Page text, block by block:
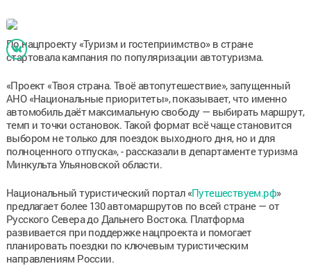
По нацпроекту «Туризм и гостеприимство» в стране
стартовала кампания по популяризации автотуризма.
«Проект «Твоя страна. Твоё автопутешествие», запущенный
АНО «Национальные приоритеты», показывает, что именно
автомобиль даёт максимальную свободу — выбирать маршрут,
темп и точки остановок. Такой формат всё чаще становится
выбором не только для поездок выходного дня, но и для
полноценного отпуска», - рассказали в департаменте туризма
Минкульта Ульяновской области.
Национальный туристический портал «Путешествуем.рф»
предлагает более 130 автомаршрутов по всей стране — от
Русского Севера до Дальнего Востока. Платформа
развивается при поддержке нацпроекта и помогает
планировать поездки по ключевым туристическим
направлениям России.